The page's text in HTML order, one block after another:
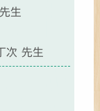
生
次 先生